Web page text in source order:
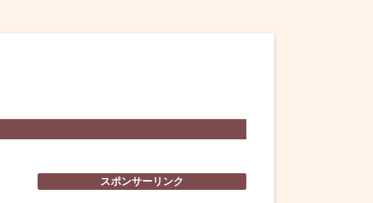
スポンサーリンク